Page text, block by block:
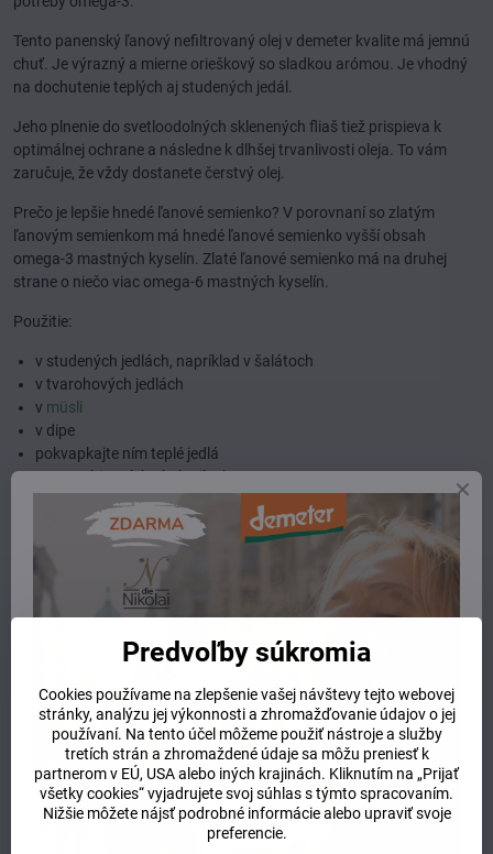
Tento panenský ľanový nefiltrovaný olej v demeter kvalite má jemnú
chuť. Je výrazný a mierne orieškový so sladkou arómou. Je vhodný
na dochutenie teplých aj studených jedál.
Jeho plnenie do svetloodolných sklenených fliaš tiež prispieva k
optimálnej ochrane a následne k dlhšej trvanlivosti oleja. To vám
zaručuje, že vždy dostanete čerstvý olej.
Prečo je lepšie hnedé ľanové semienko? V porovnaní so zlatým
ľanovým semienkom má hnedé ľanové semienko vyšší obsah
omega-3 mastných kyselín. Zlaté ľanové semienko má na druhej
strane o niečo viac omega-6 mastných kyselín.
Použitie:
v studených jedlách, napríklad v šalátoch
v tvarohových jedlách
v müsli
v dipe
pokvapkajte ním teplé jedlá
v smoothies alebo kokteiloch
aj samostatne
100% panenský ľanový olej
ľanový olej máme iba na osobný odber (alebo
kuriérom v chladných mesiacoch, nie do Alzaboxov ani balíkovo)
Viac z kategórie
Potrebujete poradiť alebo pomôcť?
+421 904 55 33 96
info​@prirodnyraj​.sk
Predvoľby súkromia
Cookies používame na zlepšenie vašej návštevy tejto webovej
stránky, analýzu jej výkonnosti a zhromažďovanie údajov o jej
používaní. Na tento účel môžeme použiť nástroje a služby
tretích strán a zhromaždené údaje sa môžu preniesť k
partnerom v EÚ, USA alebo iných krajinách. Kliknutím na „Prijať
všetky cookies“ vyjadrujete svoj súhlas s týmto spracovaním.
Nižšie môžete nájsť podrobné informácie alebo upraviť svoje
preferencie.